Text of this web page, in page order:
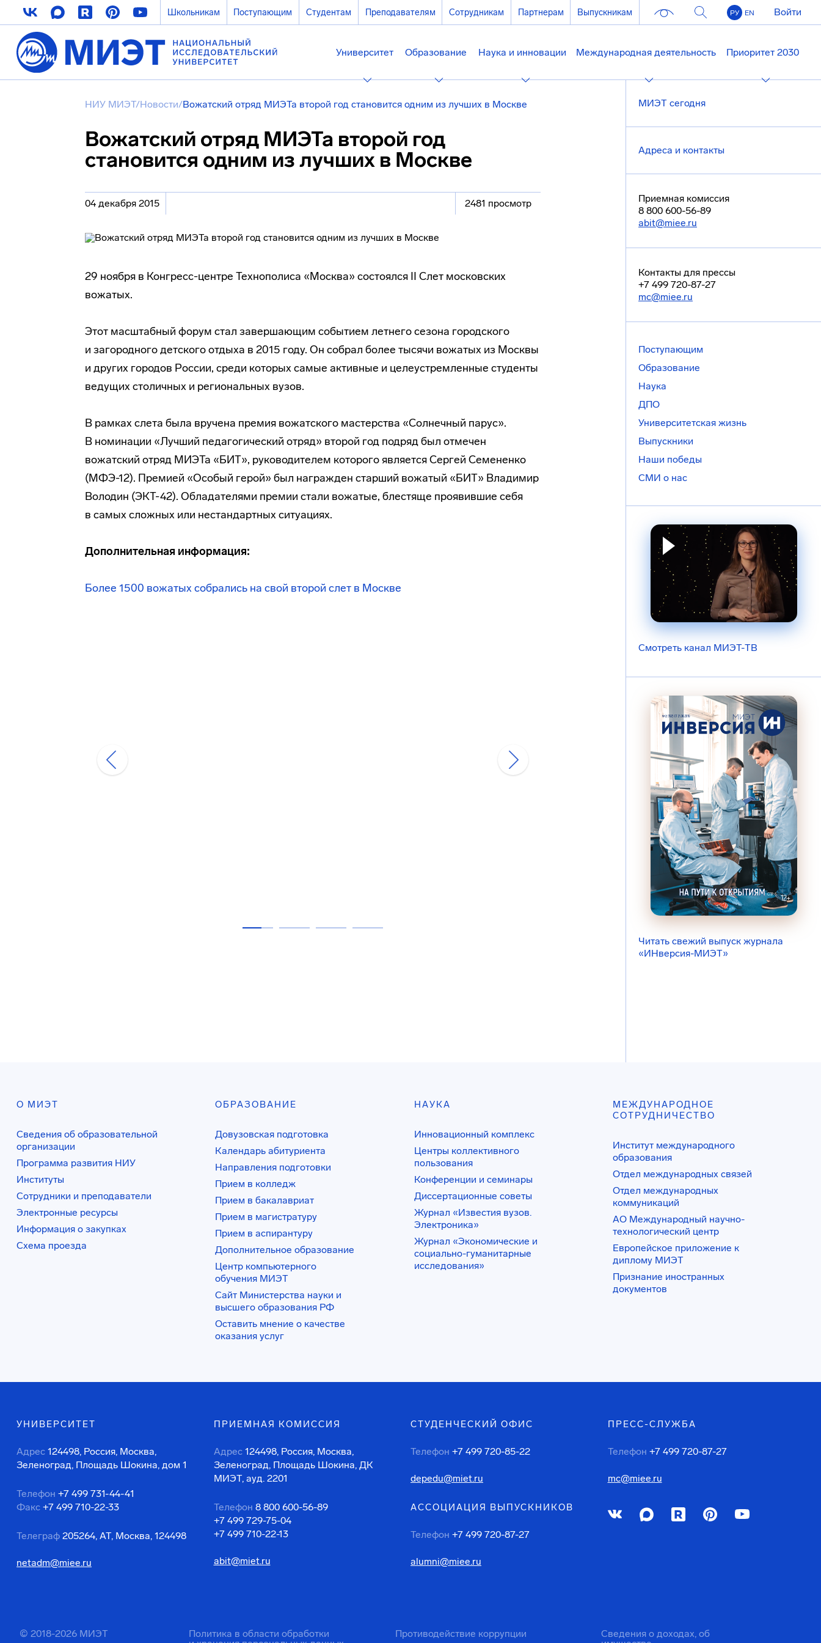
Школьникам Поступающим Студентам Преподавателям Сотрудникам Партнерам Выпускникам РУ EN Войти
Университет Образование Наука и инновации Международная деятельность Приоритет 2030
НИУ МИЭТ/Новости/Вожатский отряд МИЭТа второй год становится одним из лучших в Москве
Вожатский отряд МИЭТа второй год
становится одним из лучших в Москве
04 декабря 2015 2481 просмотр
29 ноября в Конгресс-центре Технополиса «Москва» состоялся II Слет московских
вожатых.
Этот масштабный форум стал завершающим событием летнего сезона городского
и загородного детского отдыха в 2015 году. Он собрал более тысячи вожатых из Москвы
и других городов России, среди которых самые активные и целеустремленные студенты
ведущих столичных и региональных вузов.
В рамках слета была вручена премия вожатского мастерства «Солнечный парус».
В номинации «Лучший педагогический отряд» второй год подряд был отмечен
вожатский отряд МИЭТа «БИТ», руководителем которого является Сергей Семененко
(МФЭ-12). Премией «Особый герой» был награжден старший вожатый «БИТ» Владимир
Володин (ЭКТ-42). Обладателями премии стали вожатые, блестяще проявившие себя
в самых сложных или нестандартных ситуациях.
Дополнительная информация:
Более 1500 вожатых собрались на свой второй слет в Москве
МИЭТ сегодня
Адреса и контакты
Приемная комиссия
8 800 600-56-89
abit@miee.ru
Контакты для прессы
+7 499 720-87-27
mc@miee.ru
Поступающим
Образование
Наука
ДПО
Университетская жизнь
Выпускники
Наши победы
СМИ о нас
Смотреть канал МИЭТ-ТВ
Читать свежий выпуск журнала
«ИНверсия-МИЭТ»
О МИЭТ
Сведения об образовательной
организации
Программа развития НИУ
Институты
Сотрудники и преподаватели
Электронные ресурсы
Информация о закупках
Схема проезда
ОБРАЗОВАНИЕ
Довузовская подготовка
Календарь абитуриента
Направления подготовки
Прием в колледж
Прием в бакалавриат
Прием в магистратуру
Прием в аспирантуру
Дополнительное образование
Центр компьютерного
обучения МИЭТ
Сайт Министерства науки и
высшего образования РФ
Оставить мнение о качестве
оказания услуг
НАУКА
Инновационный комплекс
Центры коллективного
пользования
Конференции и семинары
Диссертационные советы
Журнал «Известия вузов.
Электроника»
Журнал «Экономические и
социально-гуманитарные
исследования»
МЕЖДУНАРОДНОЕ
СОТРУДНИЧЕСТВО
Институт международного
образования
Отдел международных связей
Отдел международных
коммуникаций
АО Международный научно-
технологический центр
Европейское приложение к
диплому МИЭТ
Признание иностранных
документов
УНИВЕРСИТЕТ
Адрес 124498, Россия, Москва,
Зеленоград, Площадь Шокина, дом 1
Телефон +7 499 731-44-41
Факс +7 499 710-22-33
Телеграф 205264, АТ, Москва, 124498
netadm@miee.ru
ПРИЕМНАЯ КОМИССИЯ
Адрес 124498, Россия, Москва,
Зеленоград, Площадь Шокина, ДК
МИЭТ, ауд. 2201
Телефон 8 800 600-56-89
+7 499 729-75-04
+7 499 710-22-13
abit@miet.ru
СТУДЕНЧЕСКИЙ ОФИС
Телефон +7 499 720-85-22
depedu@miet.ru
АССОЦИАЦИЯ ВЫПУСКНИКОВ
Телефон +7 499 720-87-27
alumni@miee.ru
ПРЕСС-СЛУЖБА
Телефон +7 499 720-87-27
mc@miee.ru
© 2018-2026 МИЭТ
Политика в области обработки
Противодействие коррупции
Сведения о доходах, об